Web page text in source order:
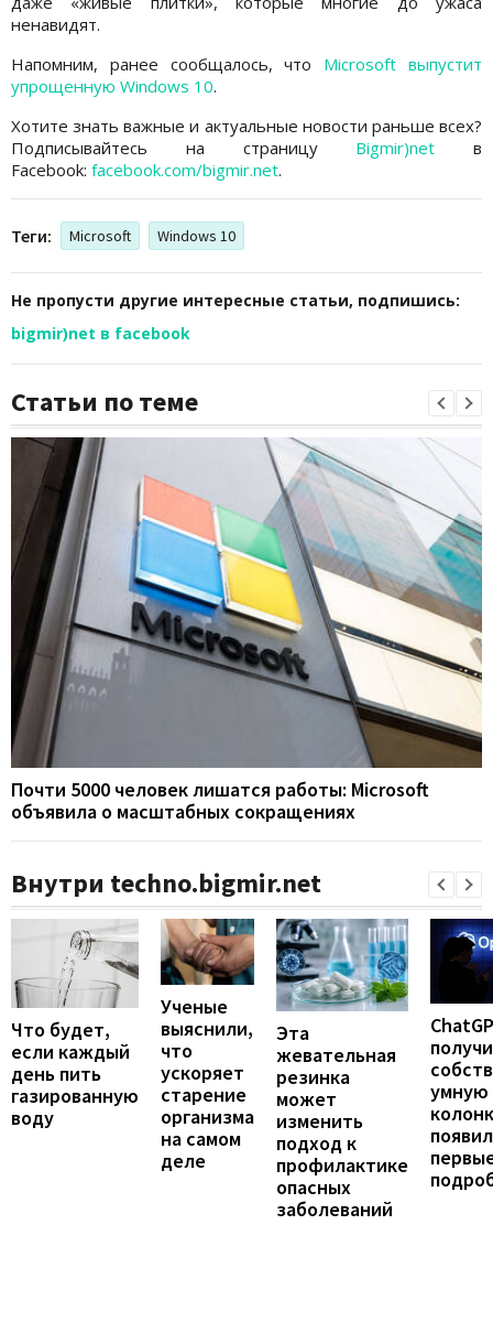
ненавидят.
Напомним, ранее сообщалось, что Microsoft выпустит
упрощенную Windows 10.
Хотите знать важные и актуальные новости раньше всех?
Подписывайтесь на страницу Bigmir)net в
Facebook: facebook.com/bigmir.net.
Теги: Microsoft Windows 10
Не пропусти другие интересные статьи, подпишись:
bigmir)net в facebook
Статьи по теме
Почти 5000 человек лишатся работы: Microsoft
объявила о масштабных сокращениях
Внутри techno.bigmir.net
Что будет,
если каждый
день пить
газированную
воду
Ученые
выяснили,
что
ускоряет
старение
организма
на самом
деле
Эта
жевательная
резинка
может
изменить
подход к
профилактике
опасных
заболеваний
умную